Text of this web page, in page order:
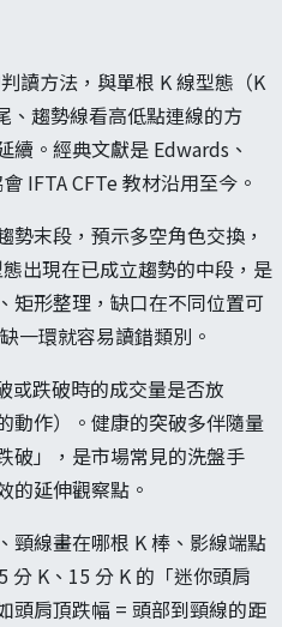
讀方法，與單根 K 線型態（K
、趨勢線看高低點連線的方
。經典文獻是 Edwards、
IFTA CFTe 教材沿用至今。
末段，預示多空角色交換，
出現在已成立趨勢的中段，是
矩形整理，缺口在不同位置可
一環就容易讀錯類別。
或跌破時的成交量是否放
動作）。健康的突破多伴隨量
破」，是市場常見的洗盤手
的延伸觀察點。
頸線畫在哪根 K 棒、影線端點
K、15 分 K 的「迷你頭肩
頭肩頂跌幅 = 頭部到頸線的距